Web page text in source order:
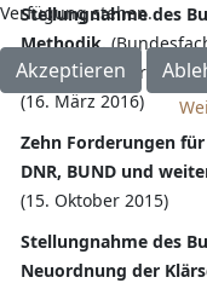
Stellungnahme des
Methodik.
Positionspapier der
(16. März 2016)
Zehn Forderungen
DNR, BUND und
(15. Oktober 2015)
Stellungnahme des
Neuordnung der
Verfügung stehen.
Akzeptieren